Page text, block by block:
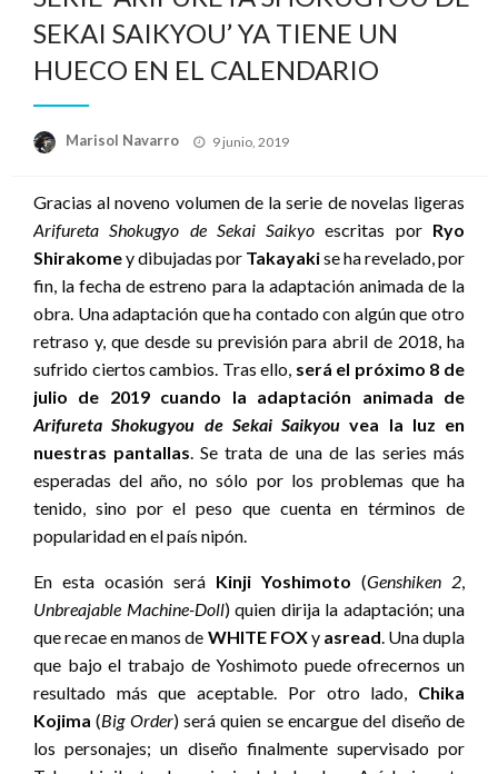
SEKAI SAIKYOU’ YA TIENE UN
HUECO EN EL CALENDARIO
Marisol Navarro
Publicado
9 junio, 2019
Gracias al noveno volumen de la serie de novelas ligeras
Arifureta Shokugyo de Sekai Saikyo escritas por Ryo
Shirakomey dibujadas por Takayakise ha revelado, por
fin, la fecha de estreno para la adaptación animada de la
obra. Una adaptación que ha contado con algún que otro
retraso y, que desde su previsión para abril de 2018, ha
sufrido ciertos cambios. Tras ello, será el próximo 8 de
julio de 2019 cuando la adaptación animada de
Arifureta Shokugyou de Sekai Saikyou vea la luz en
nuestras pantallas. Se trata de una de las series más
esperadas del año, no sólo por los problemas que ha
tenido, sino por el peso que cuenta en términos de
popularidad en el país nipón.
En esta ocasión será Kinji Yoshimoto (Genshiken 2,
Unbreajable Machine-Doll) quien dirija la adaptación; una
que recae en manos de WHITE FOXy asread. Una dupla
que bajo el trabajo de Yoshimoto puede ofrecernos un
resultado más que aceptable. Por otro lado, Chika
Kojima (Big Order) será quien se encargue del diseño de
los personajes; un diseño finalmente supervisado por